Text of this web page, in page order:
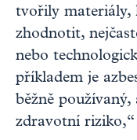
tvořily materiály,
zhodnotit,
nebo
příkladem je
běžně používaný,
zdravotní